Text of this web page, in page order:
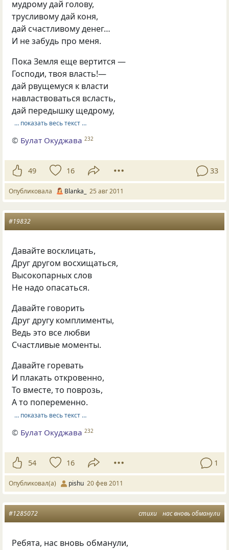
мудрому дай голову,
трусливому дай коня,
дай счастливому денег…
И не забудь про меня.
Пока Земля еще вертится —
Господи, твоя власть!—
дай рвущемуся к власти
навластвоваться всласть,
дай передышку щедрому,
… показать весь текст …
© Булат Окуджава 232
49 16 33
Опубликовала Blanka_ 25 авг 2011
#19832
Давайте восклицать,
Друг другом восхищаться,
Высокопарных слов
Не надо опасаться.
Давайте говорить
Друг другу комплименты,
Ведь это все любви
Счастливые моменты.
Давайте горевать
И плакать откровенно,
То вместе, то поврозь,
А то попеременно.
… показать весь текст …
© Булат Окуджава 232
54 16 1
Опубликовал(а) pishu 20 фев 2011
стихи нас вновь обманули
#1285072
Ребята, нас вновь обманули,